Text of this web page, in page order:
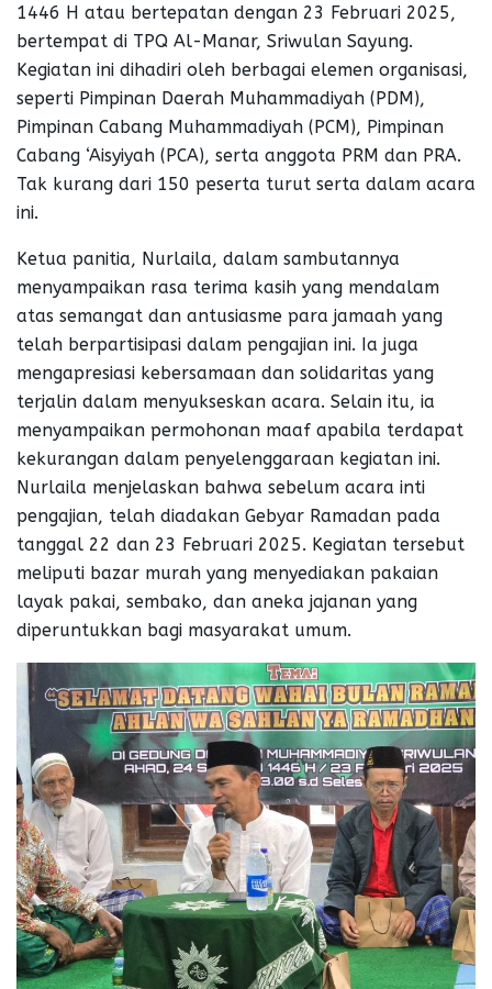
1446 H atau bertepatan dengan 23 Februari 2025,
bertempat di TPQ Al-Manar, Sriwulan Sayung.
Kegiatan ini dihadiri oleh berbagai elemen organisasi,
seperti Pimpinan Daerah Muhammadiyah (PDM),
Pimpinan Cabang Muhammadiyah (PCM), Pimpinan
Cabang ‘Aisyiyah (PCA), serta anggota PRM dan PRA.
Tak kurang dari 150 peserta turut serta dalam acara
ini.
Ketua panitia, Nurlaila, dalam sambutannya
menyampaikan rasa terima kasih yang mendalam
atas semangat dan antusiasme para jamaah yang
telah berpartisipasi dalam pengajian ini. Ia juga
mengapresiasi kebersamaan dan solidaritas yang
terjalin dalam menyukseskan acara. Selain itu, ia
menyampaikan permohonan maaf apabila terdapat
kekurangan dalam penyelenggaraan kegiatan ini.
Nurlaila menjelaskan bahwa sebelum acara inti
pengajian, telah diadakan Gebyar Ramadan pada
tanggal 22 dan 23 Februari 2025. Kegiatan tersebut
meliputi bazar murah yang menyediakan pakaian
layak pakai, sembako, dan aneka jajanan yang
diperuntukkan bagi masyarakat umum.